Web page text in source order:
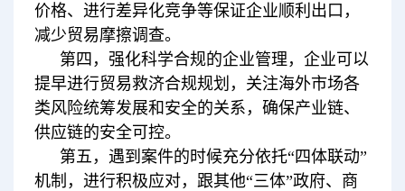
价格、进行差异化竞争等保证企业顺利出口，
减少贸易摩擦调查。
第四，强化科学合规的企业管理，企业可以
提早进行贸易救济合规规划，关注海外市场各
类风险统筹发展和安全的关系，确保产业链、
供应链的安全可控。
第五，遇到案件的时候充分依托“四体联动”
机制，进行积极应对，跟其他“三体”政府、商